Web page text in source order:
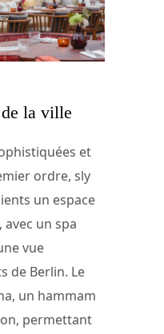
la ville
et
ordre, sly
un espace
un spa
vue
de Berlin. Le
un hammam
permettant